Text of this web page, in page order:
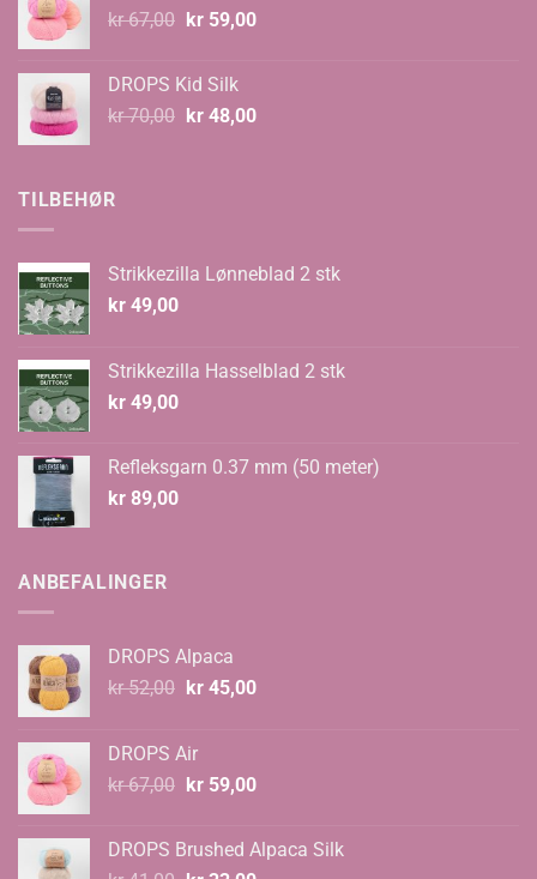
kr67,00 Opprinnelig
kr 67,00.
kr59,00Nåværende
DROPS Kid Silk
kr70,00 Opprinnelig
kr48,00Nåværende
TILBEHØR
Strikkezilla Lønneblad 2 stk
kr 49,00
Strikkezilla Hasselblad 2 stk
kr 49,00
Refleksgarn 0.37 mm (50 meter)
kr 89,00
ANBEFALINGER
DROPS Alpaca
kr52,00 Opprinnelig
kr 52,00.
kr45,00Nåværende
DROPS Air
kr67,00 Opprinnelig
kr 67,00.
kr59,00Nåværende
kr 59,00.
DROPS Brushed Alpaca Silk